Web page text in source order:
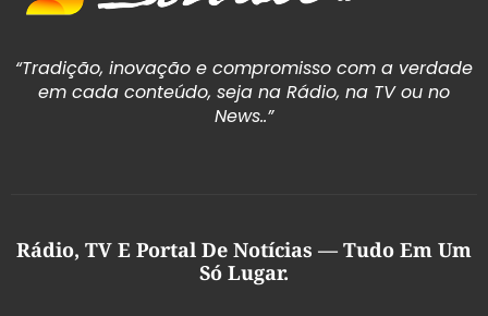
“Tradição, inovação e compromisso com a verdade
em cada conteúdo, seja na Rádio, na TV ou no
News..”
Rádio, TV E Portal De Notícias — Tudo Em Um
Só Lugar.